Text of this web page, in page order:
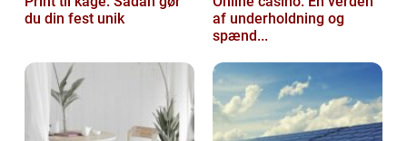
du din fest unik
af underholdning og
spænd...